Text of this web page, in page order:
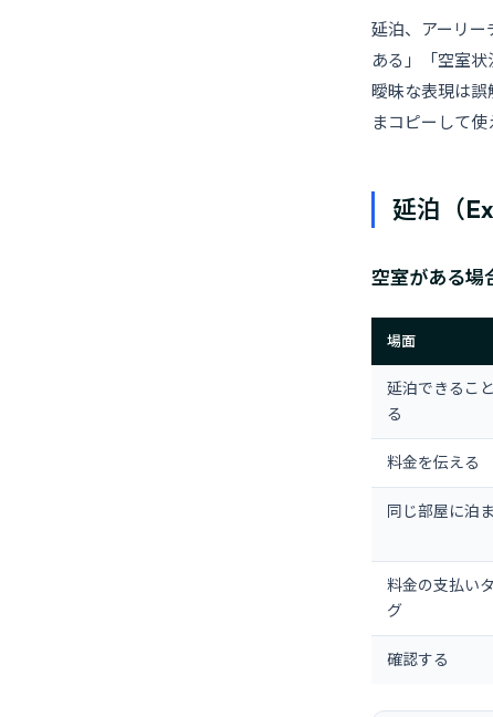
延泊、アーリ
ある」「空室
曖昧な表現は誤
まコピーして使
延泊（
空室がある場
場面
延泊できるこ
る
料金を伝える
同じ部屋に泊
料金の支払い
グ
確認する